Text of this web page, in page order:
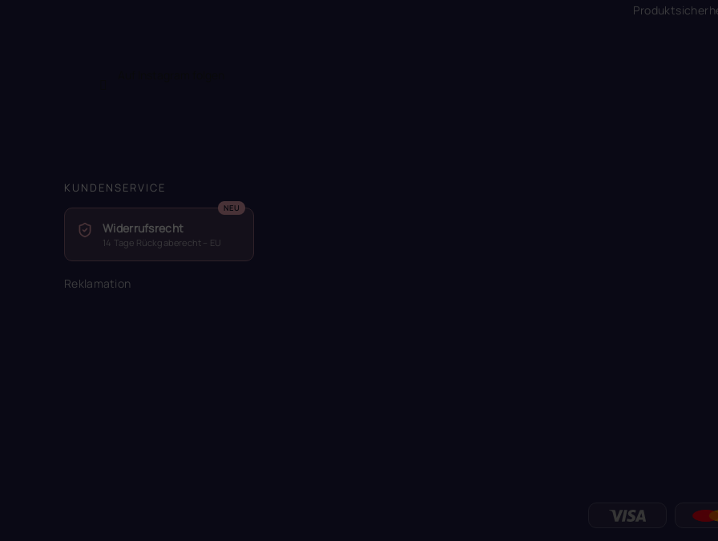
KUNDENSERVICE
Widerrufsrecht
14 Tage Rückgaberecht – EU
Reklamation